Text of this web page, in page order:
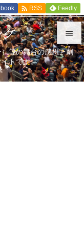


メニュ

 RSS Feedly
ク
等の舞台の感想、劇
トです。